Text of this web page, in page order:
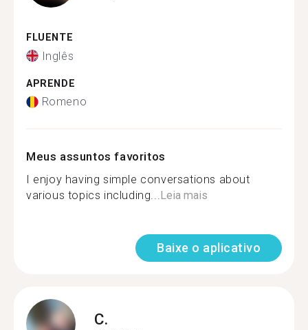
FLUENTE
Inglês
APRENDE
Romeno
Meus assuntos favoritos
I enjoy having simple conversations about
various topics including...Leia mais
Baixe o aplicativo
C.